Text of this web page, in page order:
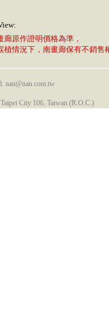
廊原作證明價格為準，
植情況下，南畫廊保有不銷售
nan@nan.com.tw
City 106, Taiwan (R.O.C.)